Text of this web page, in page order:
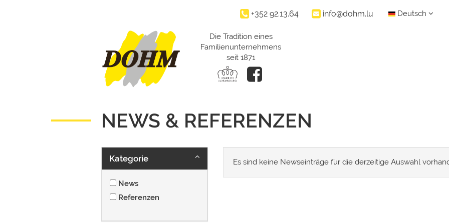
+352 92.13.64 info@dohm.lu Deutsch
Die Tradition eines
Familienunternehmens
seit 1871
NEWS & REFERENZEN
Kategorie
News
Referenzen
Es sind keine Newseinträge für die derzeitige Auswahl